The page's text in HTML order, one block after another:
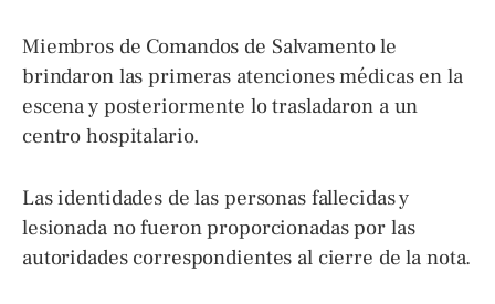
Miembros de Comandos de Salvamento le
brindaron las primeras atenciones médicas en la
escena y posteriormente lo trasladaron a un
centro hospitalario.
Las identidades de las personas fallecidas y
lesionada no fueron proporcionadas por las
autoridades correspondientes al cierre de la nota.